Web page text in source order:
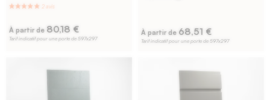
À partir de 80,18 €
Tarif indicatif pour une porte de 597x297
À partir de 68,51 €
Tarif indicatif pour une porte de 597x297